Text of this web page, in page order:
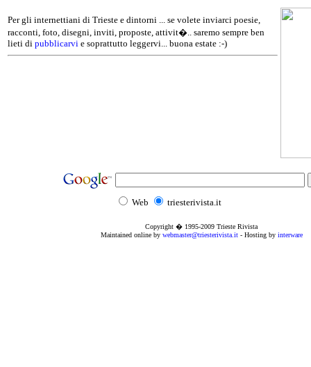
Per gli internettiani di Trieste e dintorni ... se volete inviarci poesie,
racconti, foto, disegni, inviti, proposte, attivit�.. saremo sempre ben
lieti di pubblicarvi e soprattutto leggervi... buona estate :-)
Web triesterivista.it
Copyright � 1995-2009 Trieste Rivista
Maintained online by webmaster@triesterivista.it- Hosting by interware